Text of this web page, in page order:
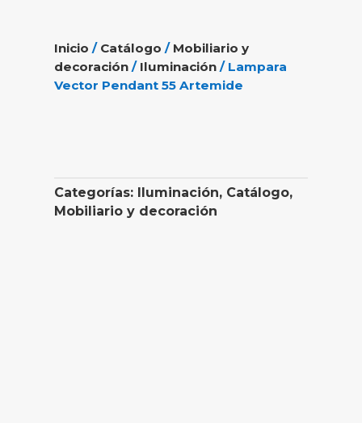
Inicio / Catálogo / Mobiliario y
decoración / Iluminación / Lampara
Vector Pendant 55 Artemide
Categorías: Iluminación, Catálogo,
Mobiliario y decoración